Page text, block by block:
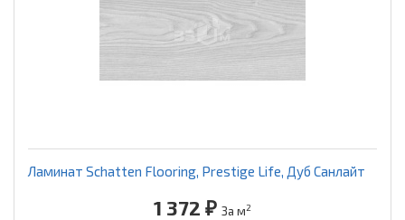
Ламинат Schatten Flooring, Prestige Life, Дуб Санлайт
1 372 ₽ За м2